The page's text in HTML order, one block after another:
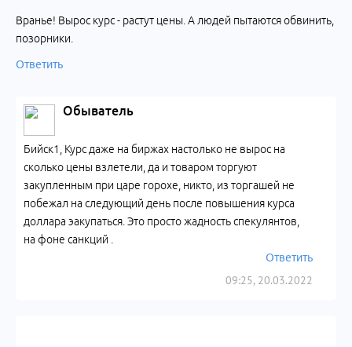
Вранье! Вырос курс - растут цены. А людей пытаются обвинить,
позорники.
Ответить
Обыватель
09:25, 20.03.2022
Бийск1, Курс даже на биржах настолько не вырос на
сколько цены взлетели, да и товаром торгуют
закупленным при царе горохе, никто, из торгашей не
побежал на следующий день после повышения курса
доллара эакупаться. Это просто жадность спекулянтов,
на фоне санкций .
Ответить